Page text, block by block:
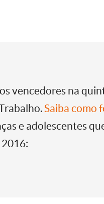
vencedores na
Saiba como
e adolescentes
2016: